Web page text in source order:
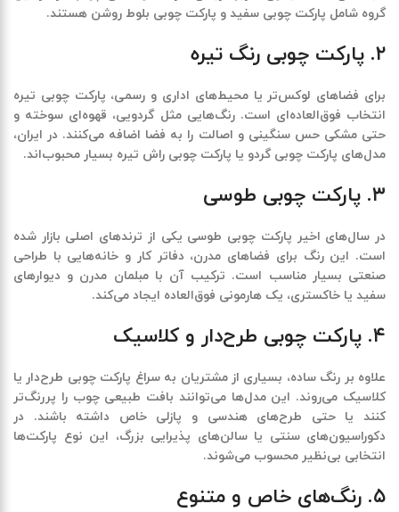
گروه شامل پارکت چوبی سفید و پارکت چوبی بلوط روشن هستند.
۲. پارکت چوبی رنگ تیره
برای فضاهای لوکس‌تر یا محیط‌های اداری و رسمی، پارکت چوبی تیره
انتخاب فوق‌العاده‌ای است. رنگ‌هایی مثل گردویی، قهوه‌ای سوخته و
حتی مشکی حس سنگینی و اصالت را به فضا اضافه می‌کنند. در ایران،
مدل‌های پارکت چوبی گردو یا پارکت چوبی راش تیره بسیار محبوب‌اند.
۳. پارکت چوبی طوسی
در سال‌های اخیر پارکت چوبی طوسی یکی از ترندهای اصلی بازار شده
است. این رنگ برای فضاهای مدرن، دفاتر کار و خانه‌هایی با طراحی
صنعتی بسیار مناسب است. ترکیب آن با مبلمان مدرن و دیوارهای
سفید یا خاکستری، یک هارمونی فوق‌العاده ایجاد می‌کند.
۴. پارکت چوبی طرح‌دار و کلاسیک
علاوه بر رنگ ساده، بسیاری از مشتریان به سراغ پارکت چوبی طرح‌دار یا
کلاسیک می‌روند. این مدل‌ها می‌توانند بافت طبیعی چوب را پررنگ‌تر
کنند یا حتی طرح‌های هندسی و پازلی خاص داشته باشند. در
دکوراسیون‌های سنتی یا سالن‌های پذیرایی بزرگ، این نوع پارکت‌ها
انتخابی بی‌نظیر محسوب می‌شوند.
۵. رنگ‌های خاص و متنوع